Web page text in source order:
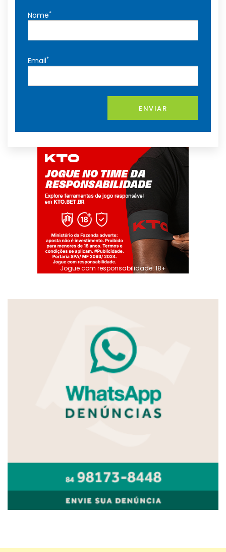
Nome*
Email*
ENVIAR
Jogue com responsabilidade. 18+